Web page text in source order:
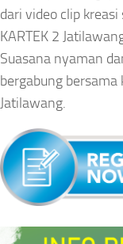
dari video clip
KARTEK 2
Suasana nyaman
bergabung
Jatilawang.